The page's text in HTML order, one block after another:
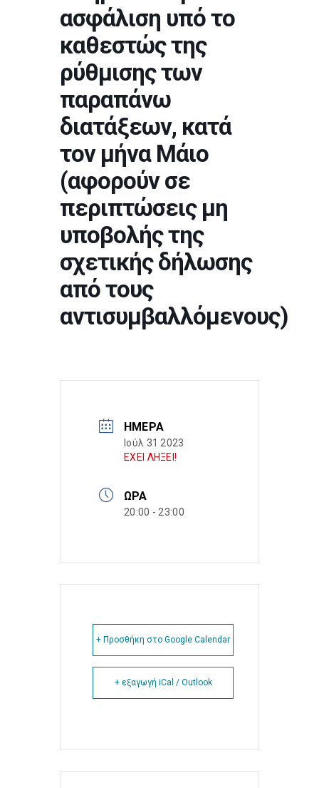
ασφάλιση υπό το
καθεστώς της
ρύθμισης των
παραπάνω
διατάξεων, κατά
τον μήνα Μάιο
(αφορούν σε
περιπτώσεις μη
υποβολής της
σχετικής δήλωσης
από τους
αντισυμβαλλόμενους)
ΗΜΈΡΑ
Ιούλ 31 2023
ΕΧΕΙ ΛΗΞΕΙ!
ΏΡΑ
20:00 - 23:00
+ Προσθήκη στο Google Calendar
+ εξαγωγή iCal / Outlook